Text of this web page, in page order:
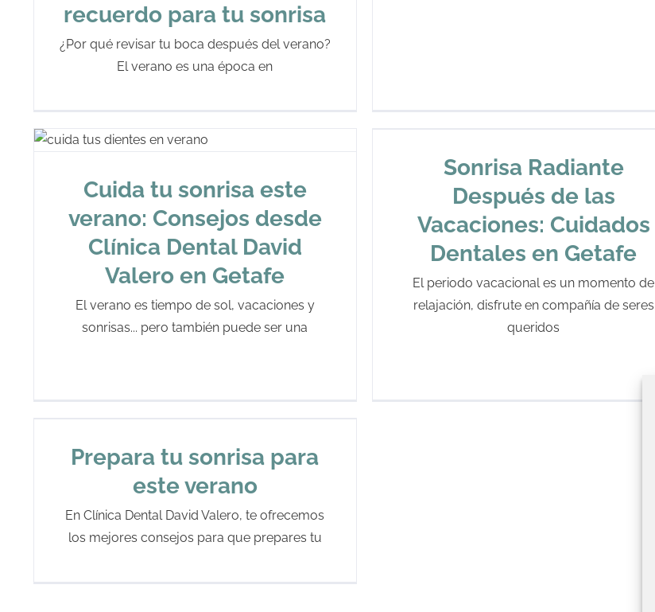
recuerdo para tu sonrisa
¿Por qué revisar tu boca después del verano?
El verano es una época en
Cuida tu sonrisa este
verano: Consejos desde
Clínica Dental David
Valero en Getafe
El verano es tiempo de sol, vacaciones y
sonrisas... pero también puede ser una
Sonrisa Radiante
Después de las
Vacaciones: Cuidados
Dentales en Getafe
El periodo vacacional es un momento de
relajación, disfrute en compañía de seres
queridos
Prepara tu sonrisa para
este verano
En Clínica Dental David Valero, te ofrecemos
los mejores consejos para que prepares tu